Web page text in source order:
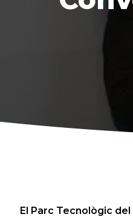
El Parc Tecnològic del